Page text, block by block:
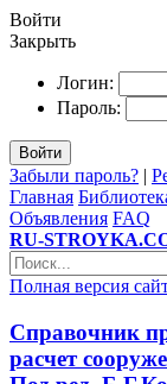
Войти
Закрыть
Логин:
Пароль:
Войти
Забыли пароль? |
Главная
Объявления FAQ
RU-
Полная версия
Справочник
расчет